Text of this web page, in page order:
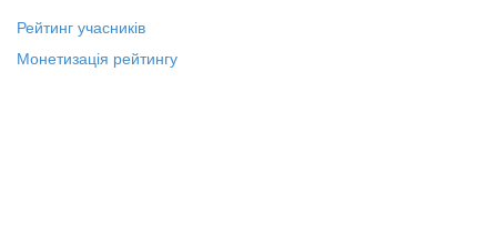
Рейтинг учасників
Монетизація рейтингу